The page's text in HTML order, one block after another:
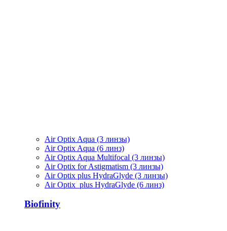
Air Optix Aqua (3 линзы)
Air Optix Aqua (6 линз)
Air Optix Aqua Multifocal (3 линзы)
Air Optix for Astigmatism (3 линзы)
Air Optix plus HydraGlyde (3 линзы)
Air Optix plus HydraGlyde (6 линз)
Biofinity